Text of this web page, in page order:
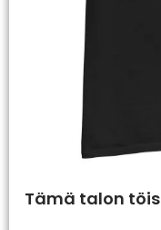
Tämä talon